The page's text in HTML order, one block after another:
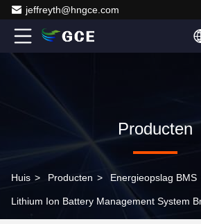
jeffreyth@hngce.com
Producten
Huis > Producten > Energieopslag BMS
Lithium Ion Battery Management System